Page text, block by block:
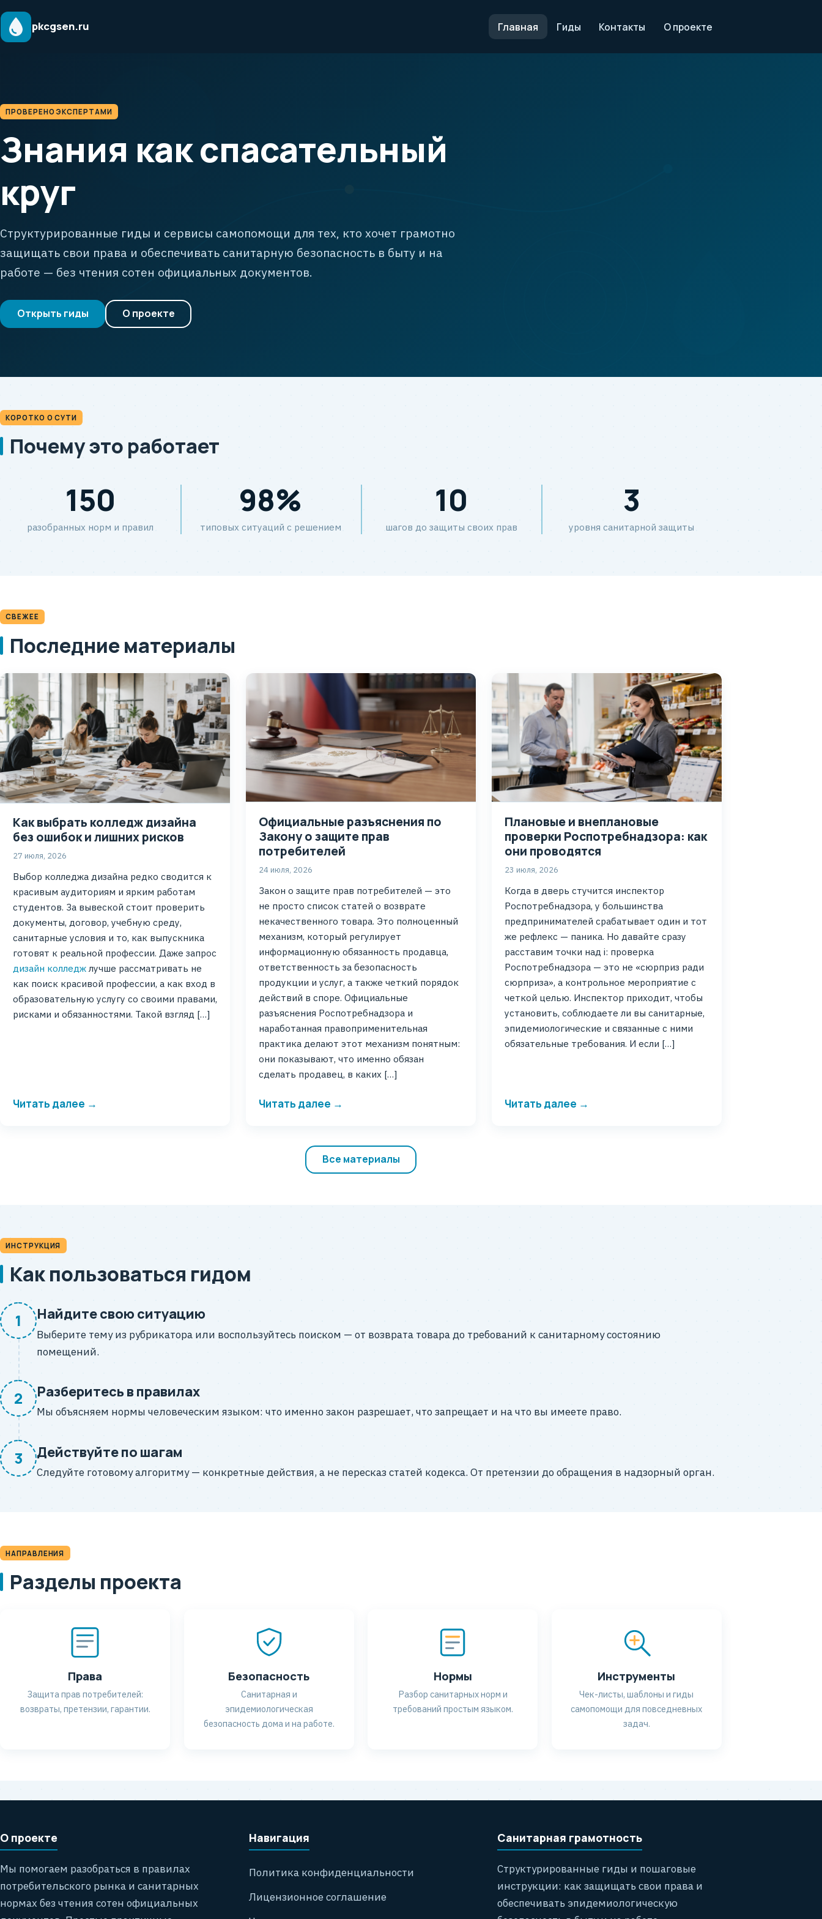
pkcgsen.ru Главная Гиды Контакты О проекте
ПРОВЕРЕНО ЭКСПЕРТАМИ
Знания как спасательный
круг
Структурированные гиды и сервисы самопомощи для тех, кто хочет грамотно
защищать свои права и обеспечивать санитарную безопасность в быту и на
работе — без чтения сотен официальных документов.
Открыть гиды О проекте
КОРОТКО О СУТИ
Почему это работает
150
разобранных норм и правил
98%
типовых ситуаций с решением
10
шагов до защиты своих прав
3
уровня санитарной защиты
СВЕЖЕЕ
Последние материалы
Как выбрать колледж дизайна
без ошибок и лишних рисков
27 июля, 2026
Выбор колледжа дизайна редко сводится к
красивым аудиториям и ярким работам
студентов. За вывеской стоит проверить
документы, договор, учебную среду,
санитарные условия и то, как выпускника
готовят к реальной профессии. Даже запрос
дизайн колледжлучше рассматривать не
как поиск красивой профессии, а как вход в
образовательную услугу со своими правами,
рисками и обязанностями. Такой взгляд […]
Читать далее →
Официальные разъяснения по
Закону о защите прав
потребителей
24 июля, 2026
Закон о защите прав потребителей — это
не просто список статей о возврате
некачественного товара. Это полноценный
механизм, который регулирует
информационную обязанность продавца,
ответственность за безопасность
продукции и услуг, а также четкий порядок
действий в споре. Официальные
разъяснения Роспотребнадзора и
наработанная правоприменительная
практика делают этот механизм понятным:
они показывают, что именно обязан
сделать продавец, в каких […]
Читать далее →
Плановые и внеплановые
проверки Роспотребнадзора: как
они проводятся
23 июля, 2026
Когда в дверь стучится инспектор
Роспотребнадзора, у большинства
предпринимателей срабатывает один и тот
же рефлекс — паника. Но давайте сразу
расставим точки над i: проверка
Роспотребнадзора — это не «сюрприз ради
сюрприза», а контрольное мероприятие с
четкой целью. Инспектор приходит, чтобы
установить, соблюдаете ли вы санитарные,
эпидемиологические и связанные с ними
обязательные требования. И если […]
Читать далее →
Все материалы
ИНСТРУКЦИЯ
Как пользоваться гидом
1 Найдите свою ситуацию
Выберите тему из рубрикатора или воспользуйтесь поиском — от возврата товара до требований к санитарному состоянию
помещений.
2 Разберитесь в правилах
Мы объясняем нормы человеческим языком: что именно закон разрешает, что запрещает и на что вы имеете право.
3 Действуйте по шагам
Следуйте готовому алгоритму — конкретные действия, а не пересказ статей кодекса. От претензии до обращения в надзорный орган.
НАПРАВЛЕНИЯ
Разделы проекта
Права
Защита прав потребителей:
возвраты, претензии, гарантии.
Безопасность
Санитарная и
эпидемиологическая
безопасность дома и на работе.
Нормы
Разбор санитарных норм и
требований простым языком.
Инструменты
Чек-листы, шаблоны и гиды
самопомощи для повседневных
задач.
О проекте
Мы помогаем разобраться в правилах
потребительского рынка и санитарных
нормах без чтения сотен официальных
Навигация
Политика конфиденциальности
Лицензионное соглашение
Санитарная грамотность
Структурированные гиды и пошаговые
инструкции: как защищать свои права и
обеспечивать эпидемиологическую